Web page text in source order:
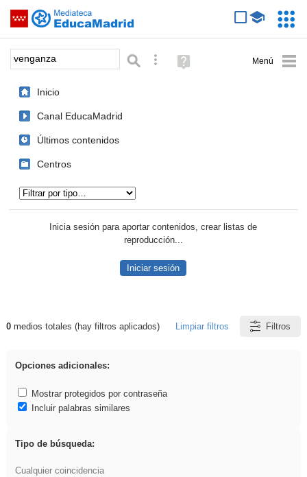
Saltar navegación
Palabra o frase: Búsqueda avanzada
Ayuda
(en
Inicio
Canal EducaMadrid
Últimos contenidos
Centros
Inicia sesión para aportar contenidos, crear listas de
reproducción...
Iniciar sesión
Resultados de: venganza
0medios totales (hay filtros aplicados) Limpiar filtros Filtros
Opciones adicionales:
Mostrar protegidos por contraseña
Incluir palabras similares
Tipo de búsqueda:
Cualquier coincidencia